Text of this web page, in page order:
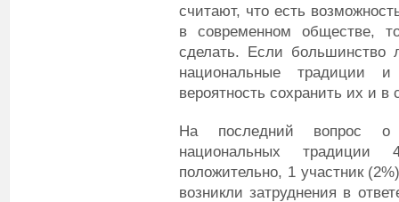
считают, что есть
в современном обществе,
сделать. Если большинство
национальные
вероятность сохранить их и
На последний вопрос о
национальных традиции
положительно, 1 участник
возникли затруднения в